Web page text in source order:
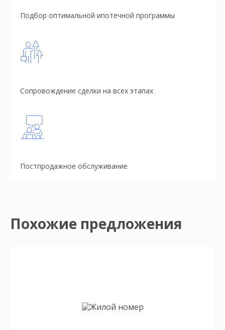
Подбор оптимальной ипотечной программы
Сопровождение сделки на всех этапах
Постпродажное обслуживание
Похожие предложения